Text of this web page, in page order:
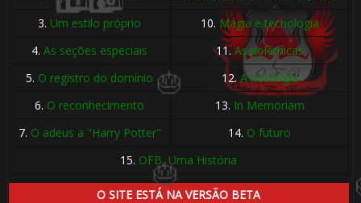
3. Um estilo próprio 10. Magia e tecnologia
4.As seções especiais 11.As polêmicas
5. O registro do domínio 12.A nostalgia
6. O reconhecimento 13. In Memoriam
7. O adeus a "Harry Potter" 14. O futuro
15. OFB, Uma História
O SITE ESTÁ NA VERSÃO BETA
🎂
🎈
🎂